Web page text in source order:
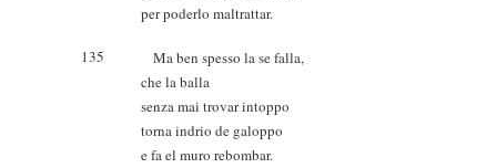
per poderlo maltrattar.
135
Ma ben spesso la se falla,
che la balla
senza mai trovar intoppo
torna indrio de galoppo
e fa el muro rebombar.